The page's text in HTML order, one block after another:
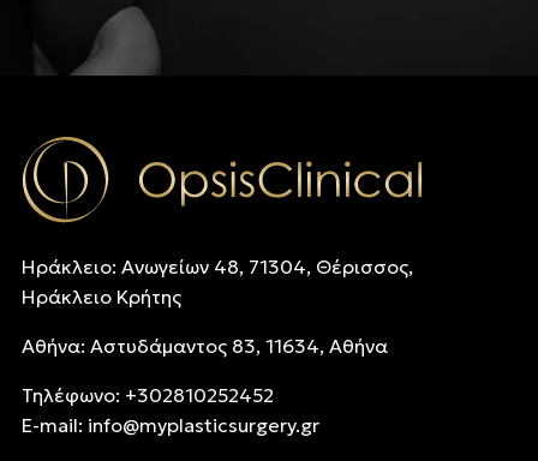
Ηράκλειο: Ανωγείων 48, 71304, Θέρισσος,
Ηράκλειο Κρήτης
Αθήνα: Αστυδάμαντος 83, 11634, Αθήνα
Τηλέφωνo: +302810252452
E-mail: info@myplasticsurgery.gr